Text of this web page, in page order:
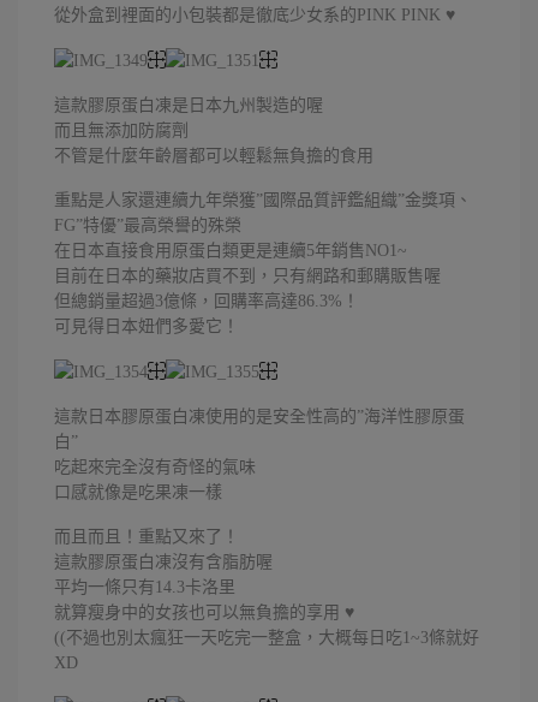
從外盒到裡面的小包裝都是徹底少女系的PINK PINK ♥
這款膠原蛋白凍是日本九州製造的喔
而且無添加防腐劑
不管是什麼年齡層都可以輕鬆無負擔的食用
重點是人家還連續九年榮獲”國際品質評鑑組織”金獎項、
FG”特優”最高榮譽的殊榮
在日本直接食用原蛋白類更是連續5年銷售NO1~
目前在日本的藥妝店買不到，只有網路和郵購販售喔
但總銷量超過3億條，回購率高達86.3%！
可見得日本妞們多愛它！
這款日本膠原蛋白凍使用的是安全性高的”海洋性膠原蛋
白”
吃起來完全沒有奇怪的氣味
口感就像是吃果凍一樣
而且而且！重點又來了！
這款膠原蛋白凍沒有含脂肪喔
平均一條只有14.3卡洛里
就算瘦身中的女孩也可以無負擔的享用 ♥
((不過也別太瘋狂一天吃完一整盒，大概每日吃1~3條就好
XD